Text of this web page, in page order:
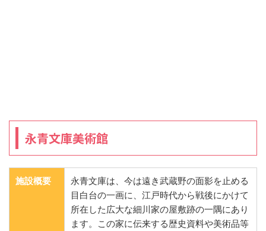
永青文庫美術館
施設概要
永青文庫は、今は遠き武蔵野の面影を止める
目白台の一画に、江戸時代から戦後にかけて
所在した広大な細川家の屋敷跡の一隅にあり
ます。この家に伝来する歴史資料や美術品等